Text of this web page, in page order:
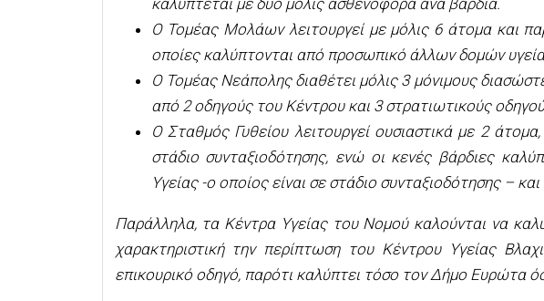
Ο Τομέας Μολάων λειτουργεί με μόλις 6 άτομα και
οποίες καλύπτονται από προσωπικό άλλων δομών
Ο Τομέας Νεάπολης διαθέτει μόλις 3 μόνιμους
από 2 οδηγούς του Κέντρου και 3 στρατιωτικούς
Ο Σταθμός Γυθείου λειτουργεί ουσιαστικά με 2
στάδιο συνταξιοδότησης, ενώ οι κενές βάρδιες
Υγείας -ο οποίος είναι σε στάδιο συνταξιοδότησης –
Παράλληλα, τα Κέντρα Υγείας του Νομού καλούνται να
χαρακτηριστική την περίπτωση του Κέντρου Υγείας
επικουρικό οδηγό, παρότι καλύπτει τόσο τον Δήμο Ευρώτα